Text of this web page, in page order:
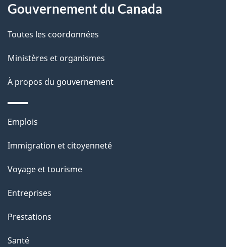
i
l
s
d
e
l
a
p
a
g
e
propos
de
ce
site
Gouvernement du Canada
Toutes les coordonnées
Ministères et organismes
À propos du gouvernement
Thèmes
sujets
Emplois
Immigration et citoyenneté
Voyage et tourisme
Entreprises
Prestations
Santé